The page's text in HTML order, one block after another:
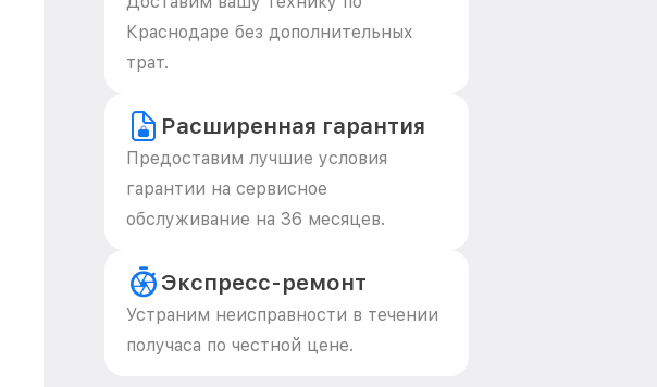
Краснодаре без дополнительных
трат.
Расширенная гарантия
Предоставим лучшие условия
гарантии на сервисное
обслуживание на 36 месяцев.
Экспресс-ремонт
Устраним неисправности в течении
получаса по честной цене.